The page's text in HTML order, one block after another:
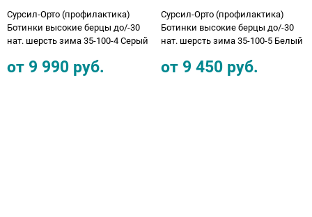
Сурсил-Орто (профилактика)
Ботинки высокие берцы до/-30
нат. шерсть зима 35-100-4 Серый
от 9 990 руб.
Сурсил-Орто (профилактика)
Ботинки высокие берцы до/-30
нат. шерсть зима 35-100-5 Белый
от 9 450 руб.
для ЛФК
Одежда ортопедическая (адаптивная) для
инвалидов